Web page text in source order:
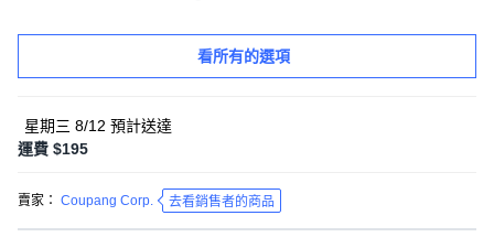
看所有的選項
星期三 8/12 預計送達
運費 $195
賣家： Coupang Corp. 去看銷售者的商品